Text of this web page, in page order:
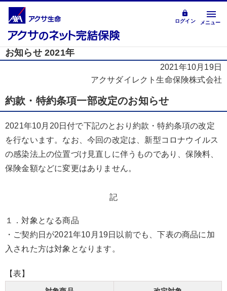
ログイン メニュー
お知らせ 2021年
2021年10月19日
アクサダイレクト生命保険株式会社
約款・特約条項一部改定のお知らせ
2021年10月20日付で下記のとおり約款・特約条項の改定
を行ないます。なお、今回の改定は、新型コロナウイルス
の感染法上の位置づけ見直しに伴うものであり、保険料、
保険金額などに変更はありません。
記
１．対象となる商品
・ご契約日が2021年10月19日以前でも、下表の商品に加
入された方は対象となります。
【表】